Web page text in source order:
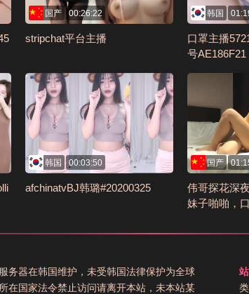
国产 00:26:22
stripchat平台主播
韩国
口罩主播
号AE186F21
韩国 00:03:50
afchinatvBJ韩璐#20200325
国产
伟哥探花深
妹子啪啪，
务器在韩国维护，未受韩国法律保护为全球
在国家法令禁止访问请离开本站，未本站某